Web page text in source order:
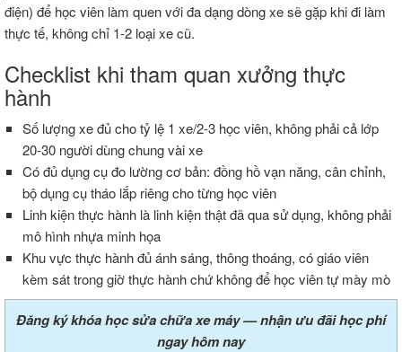
điện) để học viên làm quen với đa dạng dòng xe sẽ gặp khi đi làm
thực tế, không chỉ 1-2 loại xe cũ.
Checklist khi tham quan xưởng thực
hành
Số lượng xe đủ cho tỷ lệ 1 xe/2-3 học viên, không phải cả lớp
20-30 người dùng chung vài xe
Có đủ dụng cụ đo lường cơ bản: đồng hồ vạn năng, cân chỉnh,
bộ dụng cụ tháo lắp riêng cho từng học viên
Linh kiện thực hành là linh kiện thật đã qua sử dụng, không phải
mô hình nhựa minh họa
Khu vực thực hành đủ ánh sáng, thông thoáng, có giáo viên
kèm sát trong giờ thực hành chứ không để học viên tự mày mò
Đăng ký khóa học sửa chữa xe máy — nhận ưu đãi học phí
ngay hôm nay